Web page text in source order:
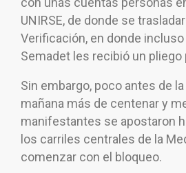
UNIRSE, de donde se
Verificación, en donde
Semadet les recibió un pliego
Sin embargo, poco antes de
mañana más de centenar y
manifestantes se apostaron
los carriles centrales de la
comenzar con el bloqueo.